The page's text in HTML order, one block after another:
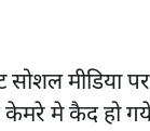
मीडिया
केमरे मे कैद हो